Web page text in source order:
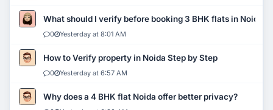
What should I verify before booking 3 BHK flats in Noida?
0 Yesterday at 8:01 AM
How to Verify property in Noida Step by Step
0 Yesterday at 6:57 AM
Why does a 4 BHK flat Noida offer better privacy?